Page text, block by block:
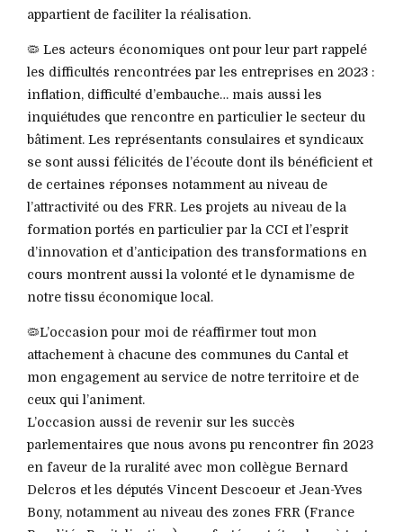
appartient de faciliter la réalisation.
🦠 Les acteurs économiques ont pour leur part rappelé
les difficultés rencontrées par les entreprises en 2023 :
inflation, difficulté d’embauche… mais aussi les
inquiétudes que rencontre en particulier le secteur du
bâtiment. Les représentants consulaires et syndicaux
se sont aussi félicités de l’écoute dont ils bénéficient et
de certaines réponses notamment au niveau de
l’attractivité ou des FRR. Les projets au niveau de la
formation portés en particulier par la CCI et l’esprit
d’innovation et d’anticipation des transformations en
cours montrent aussi la volonté et le dynamisme de
notre tissu économique local.
🦠L’occasion pour moi de réaffirmer tout mon
attachement à chacune des communes du Cantal et
mon engagement au service de notre territoire et de
ceux qui l’animent.
L’occasion aussi de revenir sur les succès
parlementaires que nous avons pu rencontrer fin 2023
en faveur de la ruralité avec mon collègue Bernard
Delcros et les députés Vincent Descoeur et Jean-Yves
Bony, notamment au niveau des zones FRR (France